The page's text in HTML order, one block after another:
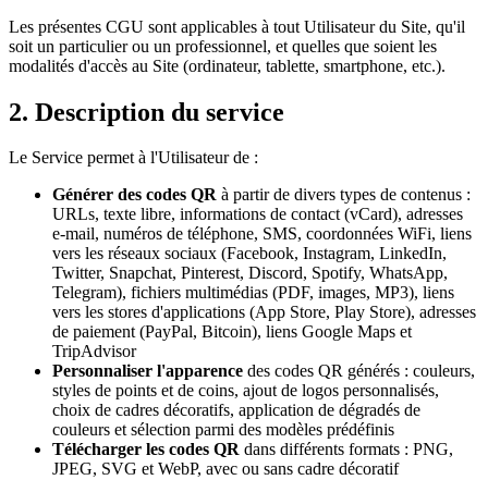
Les présentes CGU sont applicables à tout Utilisateur du Site, qu'il
soit un particulier ou un professionnel, et quelles que soient les
modalités d'accès au Site (ordinateur, tablette, smartphone, etc.).
2. Description du service
Le Service permet à l'Utilisateur de :
Générer des codes QR à partir de divers types de contenus :
URLs, texte libre, informations de contact (vCard), adresses
e-mail, numéros de téléphone, SMS, coordonnées WiFi, liens
vers les réseaux sociaux (Facebook, Instagram, LinkedIn,
Twitter, Snapchat, Pinterest, Discord, Spotify, WhatsApp,
Telegram), fichiers multimédias (PDF, images, MP3), liens
vers les stores d'applications (App Store, Play Store), adresses
de paiement (PayPal, Bitcoin), liens Google Maps et
TripAdvisor
Personnaliser l'apparence des codes QR générés : couleurs,
styles de points et de coins, ajout de logos personnalisés,
choix de cadres décoratifs, application de dégradés de
couleurs et sélection parmi des modèles prédéfinis
Télécharger les codes QR dans différents formats : PNG,
JPEG, SVG et WebP, avec ou sans cadre décoratif